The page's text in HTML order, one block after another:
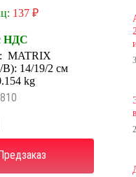
137 ₽
НДС
MATRIX
14/19/2 см
kg